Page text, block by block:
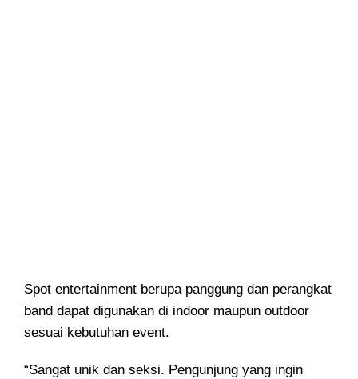
Spot entertainment berupa panggung dan perangkat
band dapat digunakan di indoor maupun outdoor
sesuai kebutuhan event.
“Sangat unik dan seksi. Pengunjung yang ingin